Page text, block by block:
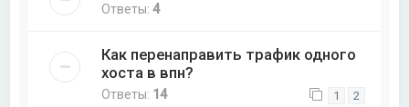
Ответы:4
Как перенаправить трафик одного
хоста в впн?
Ответы: 14 1 2